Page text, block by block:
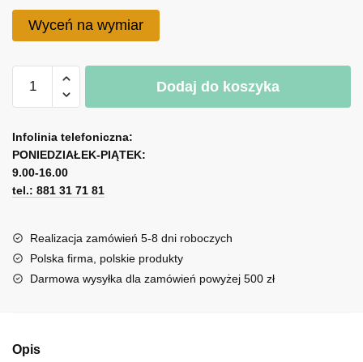
Wyceń na wymiar
Plakat
trać
wiary
Dodaj do koszyka
l
t
e
r
a
t
i
Infolinia telefoniczna:
PONIEDZIAŁEK-PIĄTEK:
9.00-16.00
tel.: 881 31 71 81
Realizacja zamówień 5-8 dni roboczych
Polska firma, polskie produkty
Darmowa wysyłka dla zamówień powyżej 500 zł
Opis